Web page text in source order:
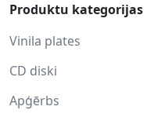
Produktu kategorijas
Vinila plates
CD diski
Apģērbs